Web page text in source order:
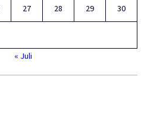
27 28 29 30
« Juli